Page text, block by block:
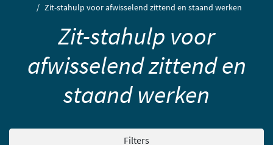
Zit-stahulp voor afwisselend zittend en staand werken
Zit-stahulp voor
afwisselend zittend en
staand werken
Filters